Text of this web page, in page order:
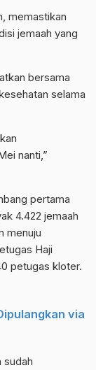
memastikan
jemaah yang
bersama
selama
nanti,”
pertama
4.422 jemaah
menuju
Haji
petugas kloter.
via
sudah